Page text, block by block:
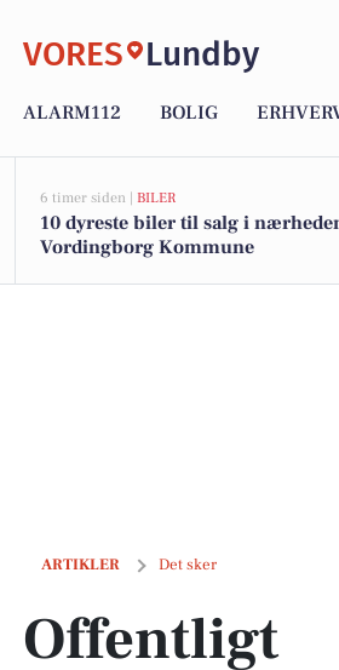
VORES Lundby
ALARM112 BOLIG
6 timer siden | BILER
10 dyreste biler til salg i
Vordingborg Kommune
ARTIKLER Det sker
Offentligt menighedsrådsmøde i
Offentligt